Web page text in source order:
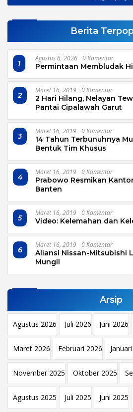
Berita
1
Agustus 6, 2026 0 Komentar
Permintaan Membludak
2
Maret 16, 2019 0 Komentar
2 Hari Hilang, Nelayan
Pantai Cipalawah Garut
3
Maret 16, 2019 0 Komentar
14 Tahun Terbunuhnya
Bentuk Tim Khusus
4
Maret 16, 2019 0 Komentar
Prabowo Resmikan
Banten
5
Maret 16, 2019 0 Komentar
Video: Kelemahan dan
6
Maret 16, 2019 0 Komentar
Aliansi Nissan-Mitsubishi
Mungil
Arsip
Agustus 2026 Juli 2026 Juni 2026
Maret 2026 Februari 2026
November 2025 Oktober 2025
Agustus 2025 Juli 2025 Juni 2025